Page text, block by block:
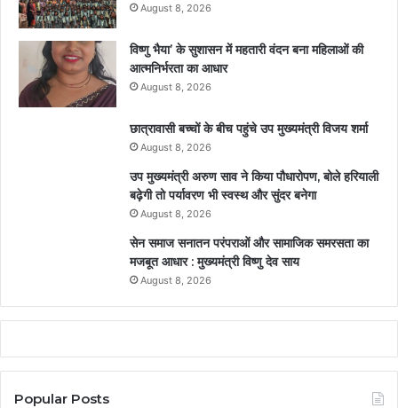
August 8, 2026
विष्णु भैया’ के सुशासन में महतारी वंदन बना महिलाओं की
आत्मनिर्भरता का आधार
August 8, 2026
छात्रावासी बच्चों के बीच पहुंचे उप मुख्यमंत्री विजय शर्मा
August 8, 2026
उप मुख्यमंत्री अरुण साव ने किया पौधारोपण, बोले हरियाली
बढ़ेगी तो पर्यावरण भी स्वस्थ और सुंदर बनेगा
August 8, 2026
सेन समाज सनातन परंपराओं और सामाजिक समरसता का
मजबूत आधार : मुख्यमंत्री विष्णु देव साय
August 8, 2026
Popular Posts